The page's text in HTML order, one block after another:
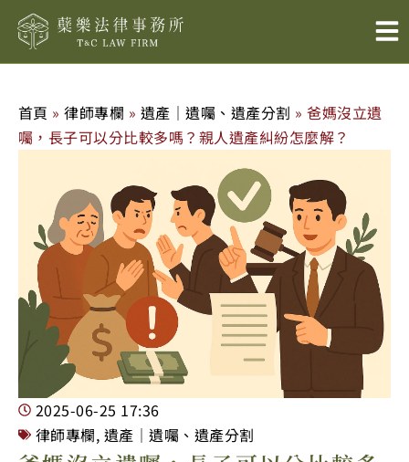
首頁 »律師專欄 » 遺產｜遺囑、遺產分割 »爸媽沒立遺
囑，長子可以分比較多嗎？親人遺產糾紛怎麼解？
2025-06-25 17:36
律師專欄, 遺產｜遺囑、遺產分割